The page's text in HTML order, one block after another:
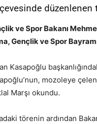
düzenlenen
ve Spor Bakanı
Gençlik ve Spor
Kasapoğlu
mozoleye
Marşı okundu.
törenin ardından